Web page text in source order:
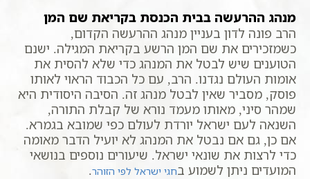
מנהג ההרעשה בבית הכנסת בקריאת שם המן
הרב פונה לדון בעניין מנהג ההרעשה הקדום,
כשמזכירים את שם המן הרשע בקריאת המגילה. ישנם
הטוענים שיש לבטל את המנהג כדי שלא להסית את
אומות העולם נגדנו. הרב, עם כל הכבוד הראוי לאותו
פוסק, מסביר שאין לבטל מנהג זה. הסיבה היסודית היא
שמהר סיני, מאותו מעמד נורא של קבלת התורה,
השנאה לעם ישראל יורדת לעולם כפי שמובא בגמרא.
אם כן, גם אם נבטל את המנהג לא יועיל הדבר מאומה
כדי לרצות את שונאי ישראל. שיעורים נוספים בנושאי
המועדים ניתן לשמוע בחגי ישראל לפי הזוהר.